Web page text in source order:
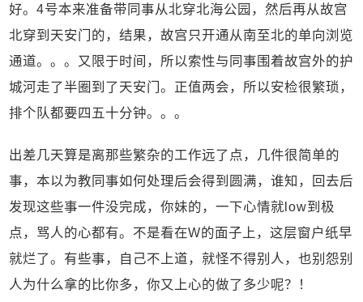
好。4号本来准备带同事从北穿北海公园，然后再从故宫
北穿到天安门的，结果，故宫只开通从南至北的单向浏览
通道。。。又限于时间，所以索性与同事围着故宫外的护
城河走了半圈到了天安门。正值两会，所以安检很繁琐，
排个队都要四五十分钟。。。
出差几天算是离那些繁杂的工作远了点，几件很简单的
事，本以为教同事如何处理后会得到圆满，谁知，回去后
发现这些事一件没完成，你妹的，一下心情就low到极
点，骂人的心都有。不是看在W的面子上，这层窗户纸早
就烂了。有些事，自己不上道，就怪不得别人，也别怨别
人为什么拿的比你多，你又上心的做了多少呢？！